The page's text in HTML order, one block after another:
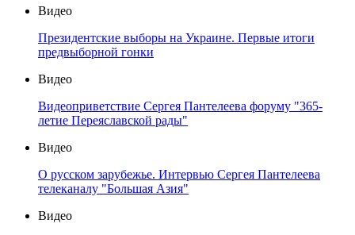
Видео
Президентские выборы на Украине. Первые итоги
предвыборной гонки
Видео
Видеоприветствие Сергея Пантелеева форуму "365-
летие Переяславской рады"
Видео
О русском зарубежье. Интервью Сергея Пантелеева
телеканалу "Большая Азия"
Видео